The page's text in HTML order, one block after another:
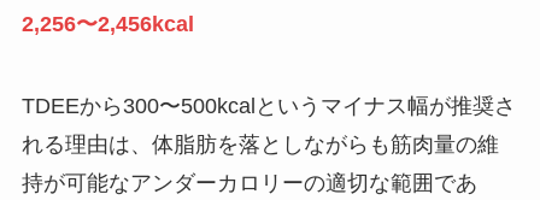
2,256〜2,456kcal
TDEEから300〜500kcalというマイナス幅が推奨さ
れる理由は、体脂肪を落としながらも筋肉量の維
持が可能なアンダーカロリーの適切な範囲であ